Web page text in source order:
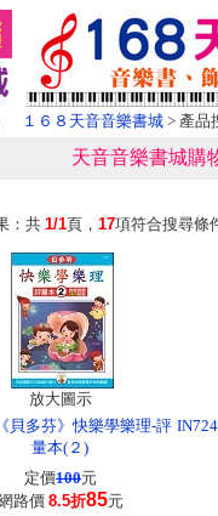
１６８天音音樂書城 > 產品
天音音樂書城購
：共 1/1頁， 17項符合搜尋條
放大圖示
貝多芬》快樂學樂理-評
量本(２)
定價100元
路價 8.5折85元